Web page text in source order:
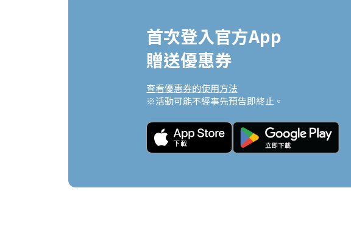
首次登入官方App
贈送優惠券
查看優惠券的使用方法
※活動可能不經事先預告即終止。